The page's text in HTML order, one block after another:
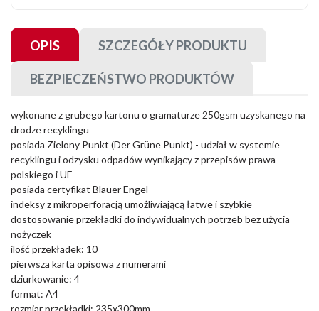
OPIS SZCZEGÓŁY PRODUKTU
BEZPIECZEŃSTWO PRODUKTÓW
wykonane z grubego kartonu o gramaturze 250gsm uzyskanego na
drodze recyklingu
posiada Zielony Punkt (Der Grüne Punkt) - udział w systemie
recyklingu i odzysku odpadów wynikający z przepisów prawa
polskiego i UE
posiada certyfikat Blauer Engel
indeksy z mikroperforacją umożliwiającą łatwe i szybkie
dostosowanie przekładki do indywidualnych potrzeb bez użycia
nożyczek
ilość przekładek: 10
pierwsza karta opisowa z numerami
dziurkowanie: 4
format: A4
rozmiar przekładki: 235x300mm